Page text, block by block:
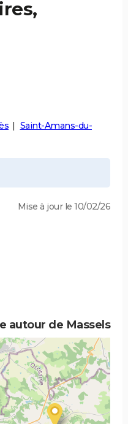
Saint-Amans-du-
Mise à jour le 10/02/26
autour de Massels